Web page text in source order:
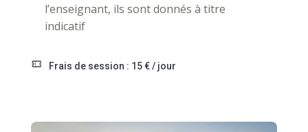
l’enseignant, ils sont donnés à titre
indicatif
Frais de session : 15 € / jour